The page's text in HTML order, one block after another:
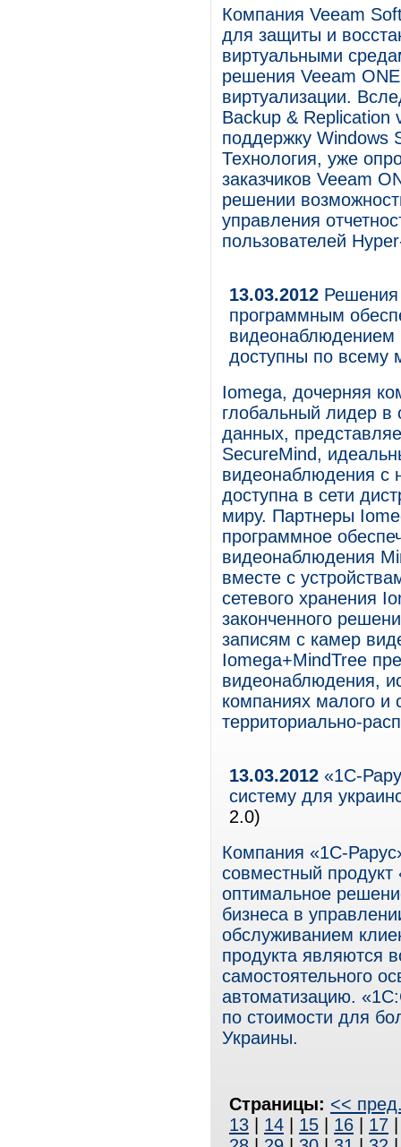
Компания Veeam
для защиты и
виртуальными
решения Veeam
виртуализации.
Backup & Replication
поддержку Windows
Технология, уже
заказчиков Veeam
решении
управления
пользователей
13.03.2012 Решения
программным
видеонаблюдением
доступны по всему
Iomega, дочерняя
глобальный лидер в
данных,
SecureMind,
видеонаблюдения с
доступна в сети
миру. Партнеры
программное
видеонаблюдения
вместе с
сетевого хранения
законченного
записям с камер
Iomega+MindTree
видеонаблюдения,
компаниях малого и
территориально-
13.03.2012 «1С-
систему для
2.0)
Компания «1С-
совместный
оптимальное
бизнеса в
обслуживанием
продукта являются
самостоятельного
автоматизацию.
по стоимости для
Украины.
Страницы: <<
13
14 15 16 17